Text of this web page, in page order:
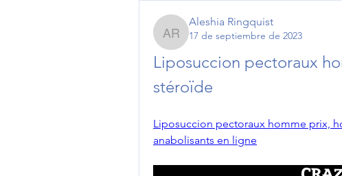
Aleshia Ringquist
Aleshia Ringquist
17 de septiembre de 2023
Liposuccion pectoraux
stéroïde
Liposuccion pectoraux homme prix,
anabolisants en ligne